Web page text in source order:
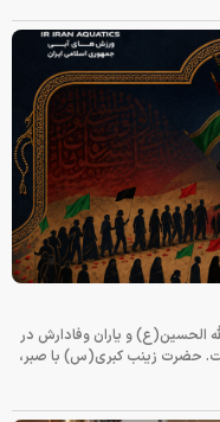
الحسین(ع) و یاران وفادارش در
حضرت زینب کبری(س) با صبر،